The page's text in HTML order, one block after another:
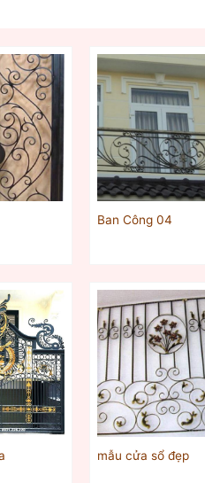
Ban Công 04
mẫu cửa sổ đẹp